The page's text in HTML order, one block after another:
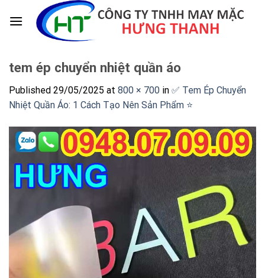
tem ép chuyển nhiệt quần áo
Published 29/05/2025 at 800 × 700 in ✅ Tem Ép Chuyển
Nhiệt Quần Áo: 1 Cách Tạo Nên Sản Phẩm ⭐️